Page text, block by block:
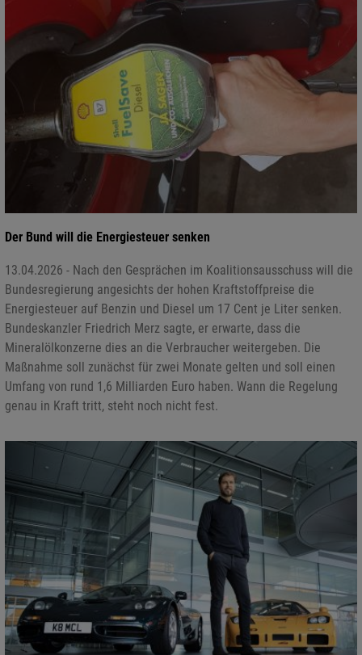
Der Bund will die Energiesteuer senken
13.04.2026 - Nach den Gesprächen im Koalitionsausschuss will die
Bundesregierung angesichts der hohen Kraftstoffpreise die
Energiesteuer auf Benzin und Diesel um 17 Cent je Liter senken.
Bundeskanzler Friedrich Merz sagte, er erwarte, dass die
Mineralölkonzerne dies an die Verbraucher weitergeben. Die
Maßnahme soll zunächst für zwei Monate gelten und soll einen
Umfang von rund 1,6 Milliarden Euro haben. Wann die Regelung
genau in Kraft tritt, steht noch nicht fest.